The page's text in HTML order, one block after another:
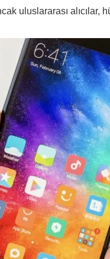
uluslararası alıcılar,